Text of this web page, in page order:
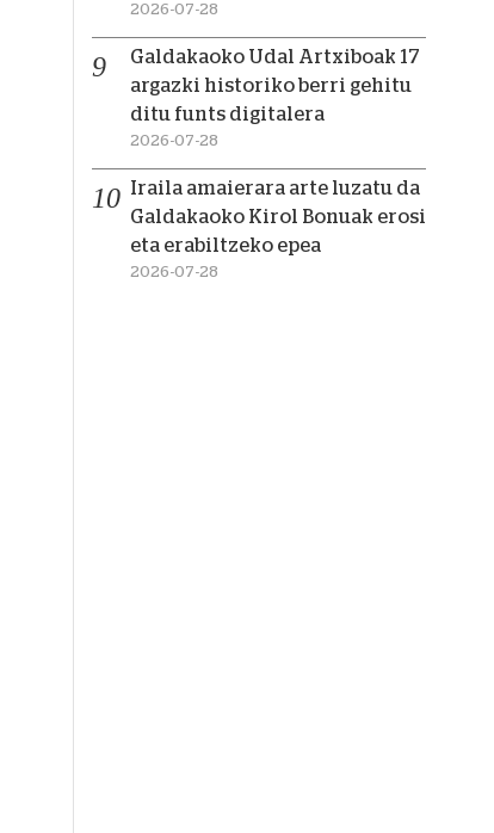
2026-07-28
Galdakaoko Udal Artxiboak 17
argazki historiko berri gehitu
ditu funts digitalera
2026-07-28
Iraila amaierara arte luzatu da
Galdakaoko Kirol Bonuak erosi
eta erabiltzeko epea
2026-07-28